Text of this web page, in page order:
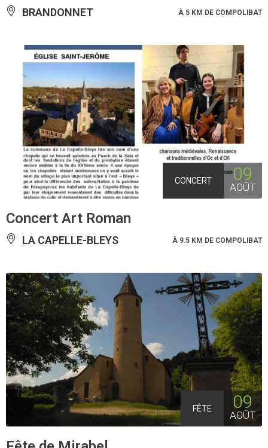
BRANDONNET À 5 KM DE COMPOLIBAT
CONCERT 09
AOÛT
Concert Art Roman
LA CAPELLE-BLEYS À 9.5 KM DE COMPOLIBAT
FÊTE 09
AOÛT